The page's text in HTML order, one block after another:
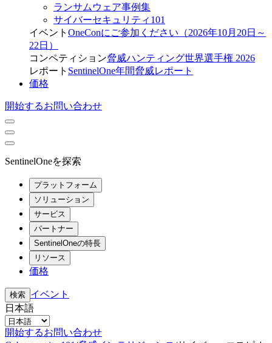
ランサムウェア事例集
サイバーセキュリティ101
イベント OneConにご参加ください（2026年10月20日～
22日）
コンペティション脅威ハンティング世界選手権 2026
レポート SentinelOne年間脅威レポート
価格
開始するお問い合わせ
SentinelOneを探索
プラットフォーム
ソリューション
サービス
パートナー
SentinelOneの特長
リソース
価格
検索 イベント
日本語
開始するお問い合わせ